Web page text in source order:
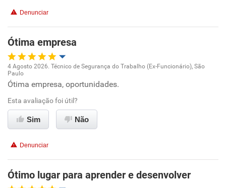
Benefícios
Recomenda esta empresa
Recomenda a diretoria
Denunciar
Ótima empresa
Oportunidade de promoção
Ambiente de trabalho
Conciliação com a vida familiar
Recomenda esta empresa
4 Agosto 2026. Técnico de Segurança do Trabalho (Ex-Funcionário), São
Paulo
Ótima empresa, oportunidades.
Esta avaliação foi útil?
Sim Não
Denunciar
Ótimo lugar para aprender e desenvolver